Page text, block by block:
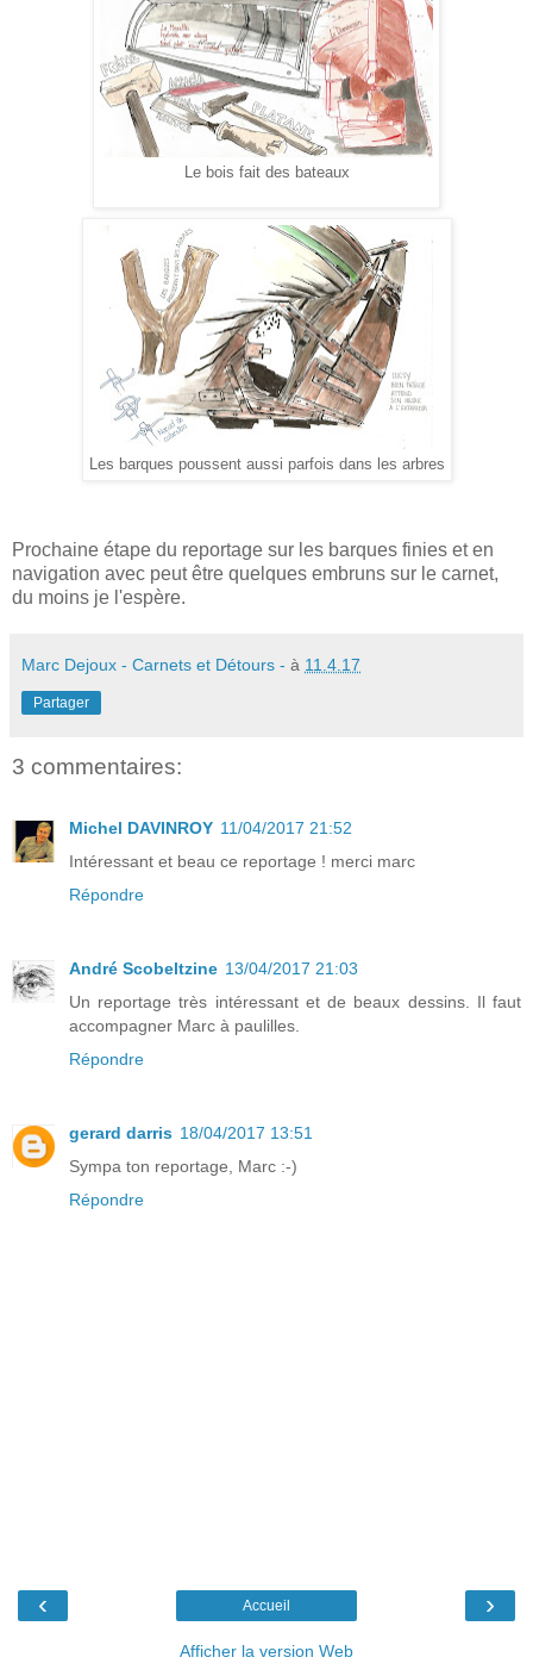
Le bois fait des bateaux
Les barques poussent aussi parfois dans les arbres
Prochaine étape du reportage sur les barques finies et en
navigation avec peut être quelques embruns sur le carnet,
du moins je l'espère.
Marc Dejoux - Carnets et Détours - à 11.4.17
Partager
3 commentaires:
Michel DAVINROY 11/04/2017 21:52
Intéressant et beau ce reportage ! merci marc
Répondre
André Scobeltzine 13/04/2017 21:03
Un reportage très intéressant et de beaux dessins. Il faut
accompagner Marc à paulilles.
Répondre
gerard darris 18/04/2017 13:51
Sympa ton reportage, Marc :-)
Répondre
‹ ›
Accueil
Afficher la version Web